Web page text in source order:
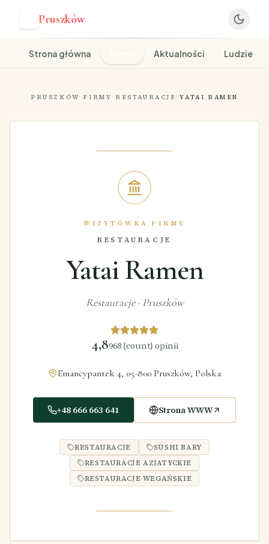
Pruszków
Strona główna Aktualności Ludzie
PRUSZKÓW · FIRMY · RESTAURACJE ·YATAI RAMEN
WIZYTÓWKA FIRMY
RESTAURACJE
Yatai Ramen
Restauracje· Pruszków
4,8968 {count} opinii
Emancypantek 4, 05-800 Pruszków, Polska
+48 666 663 641 Strona WWW
RESTAURACJE
SUSHI BARY
RESTAURACJE AZJATYCKIE
RESTAURACJE WEGAŃSKIE